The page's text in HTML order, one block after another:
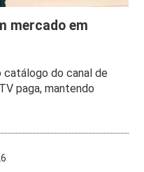
mercado em
catálogo do canal de
paga, mantendo